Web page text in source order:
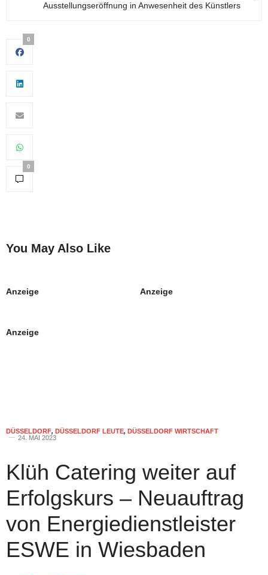
Ausstellungseröffnung in Anwesenheit des Künstlers
0
0
You May Also Like
Anzeige Anzeige
Anzeige
DÜSSELDORF, DÜSSELDORF LEUTE, DÜSSELDORF WIRTSCHAFT
24. MAI 2023
Klüh Catering weiter auf
Erfolgskurs – Neuauftrag
von Energiedienstleister
ESWE in Wiesbaden